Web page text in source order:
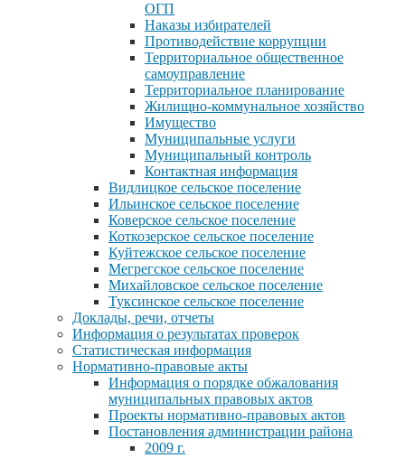
ОГП
Наказы избирателей
Противодействие коррупции
Территориальное общественное
самоуправление
Территориальное планирование
Жилищно-коммунальное хозяйство
Имущество
Муниципальные услуги
Муниципальный контроль
Контактная информация
Видлицкое сельское поселение
Ильинское сельское поселение
Коверское сельское поселение
Коткозерское сельское поселение
Куйтежское сельское поселение
Мегрегское сельское поселение
Михайловское сельское поселение
Туксинское сельское поселение
Доклады, речи, отчеты
Информация о результатах проверок
Статистическая информация
Нормативно-правовые акты
Информация о порядке обжалования
муниципальных правовых актов
Проекты нормативно-правовых актов
Постановления администрации района
2009 г.